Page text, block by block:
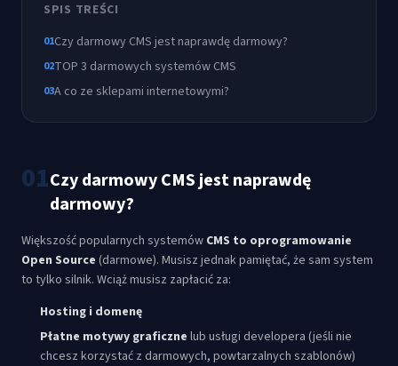
SPIS TREŚCI
01Czy darmowy CMS jest naprawdę darmowy?
02TOP 3 darmowych systemów CMS
03A co ze sklepami internetowymi?
01Czy darmowy CMS jest naprawdę
darmowy?
Większość popularnych systemów CMS to oprogramowanie
Open Source (darmowe). Musisz jednak pamiętać, że sam system
to tylko silnik. Wciąż musisz zapłacić za:
Hosting i domenę
Płatne motywy graficzne lub usługi developera (jeśli nie
chcesz korzystać z darmowych, powtarzalnych szablonów)